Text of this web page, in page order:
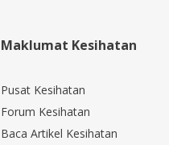
Maklumat Kesihatan
Pusat Kesihatan
Forum Kesihatan
Baca Artikel Kesihatan